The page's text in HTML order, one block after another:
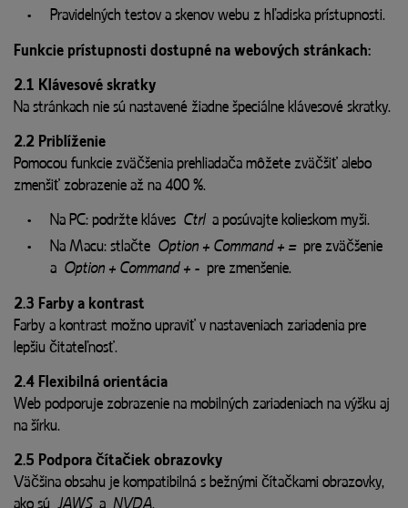
Pravidelných testov a skenov webu z hľadiska prístupnosti.
Funkcie prístupnosti dostupné na webových stránkach:
2.1 Klávesové skratky
Na stránkach nie sú nastavené žiadne špeciálne klávesové skratky.
2.2 Priblíženie
Pomocou funkcie zväčšenia prehliadača môžete zväčšiť alebo
zmenšiť zobrazenie až na 400 %.
Na PC: podržte kláves Ctrla posúvajte kolieskom myši.
Na Macu: stlačte Option + Command + =pre zväčšenie
a Option + Command + - pre zmenšenie.
2.3 Farby a kontrast
Farby a kontrast možno upraviť v nastaveniach zariadenia pre
lepšiu čitateľnosť.
2.4 Flexibilná orientácia
Web podporuje zobrazenie na mobilných zariadeniach na výšku aj
na šírku.
2.5 Podpora čítačiek obrazovky
Väčšina obsahu je kompatibilná s bežnými čítačkami obrazovky,
ako sú JAWSa NVDA.